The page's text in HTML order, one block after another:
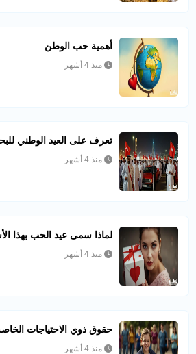
أهمية حب الوطن
منذ 4 أشهر
تعرف على العيد الوطني
منذ 4 أشهر
لماذا سمى عيد الحب بهذا
منذ 4 أشهر
حقوق ذوي الاحتياجات
منذ 4 أشهر